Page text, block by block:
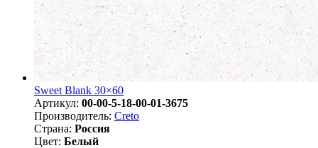
Sweet Blank 30×60
Артикул: 00-00-5-18-00-01-3675
Производитель: Creto
Страна: Россия
Цвет: Белый